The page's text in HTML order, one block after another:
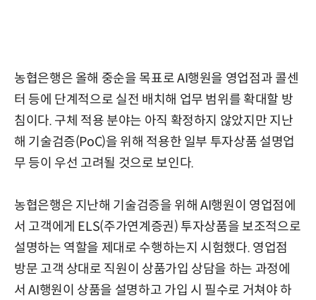
농협은행은 올해 중순을 목표로 AI행원을 영업점과 콜센
터 등에 단계적으로 실전 배치해 업무 범위를 확대할 방
침이다. 구체 적용 분야는 아직 확정하지 않았지만 지난
해 기술검증(PoC)을 위해 적용한 일부 투자상품 설명업
무 등이 우선 고려될 것으로 보인다.
농협은행은 지난해 기술검증을 위해 AI행원이 영업점에
서 고객에게 ELS(주가연계증권) 투자상품을 보조적으로
설명하는 역할을 제대로 수행하는지 시험했다. 영업점
방문 고객 상대로 직원이 상품가입 상담을 하는 과정에
서 AI행원이 상품을 설명하고 가입 시 필수로 거쳐야 하